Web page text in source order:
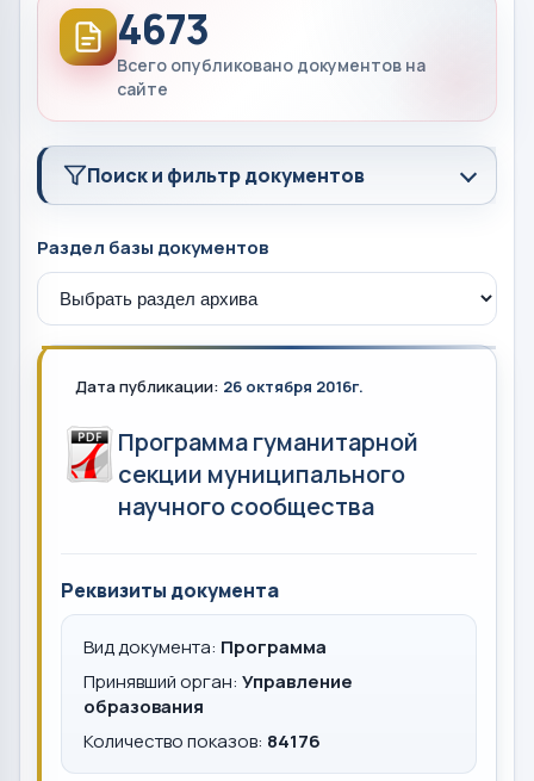
4673
Всего опубликовано документов на
сайте
Поиск и фильтр документов
Раздел базы документов
Дата публикации: 26 октября 2016г.
Программа гуманитарной
секции муниципального
научного сообщества
Реквизиты документа
Вид документа: Программа
Принявший орган: Управление
образования
Количество показов: 84176